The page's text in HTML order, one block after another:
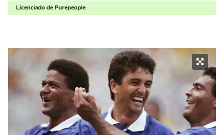
Licenciado de Purepeople